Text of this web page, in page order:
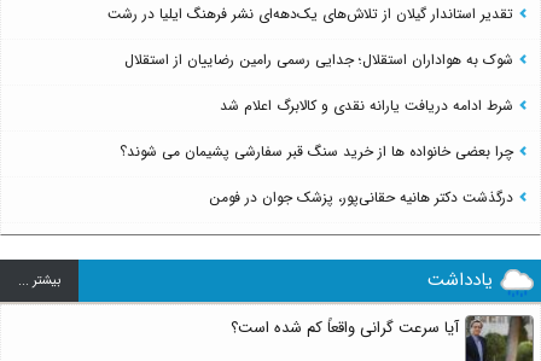
تقدیر استاندار گیلان از تلاش‌های یک‌دهه‌ای نشر فرهنگ ایلیا در رشت
شوک به هواداران استقلال؛ جدایی رسمی رامین رضاییان از استقلال
شرط ادامه دریافت یارانه نقدی و کالابرگ اعلام شد
چرا بعضی خانواده ها از خرید سنگ قبر سفارشی پشیمان می شوند؟
درگذشت دکتر هانیه حقانی‌پور، پزشک جوان در فومن
یادداشت بيشتر ...
آیا سرعت گرانی واقعاً کم شده است؟